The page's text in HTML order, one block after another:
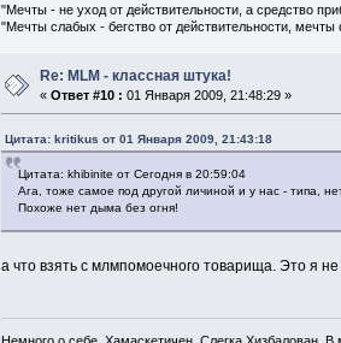
"Мечты - не уход от действительности, а средство
"Мечты слабых - бегство от действительности,
Re: MLM - классная штука!
«Ответ #10 : 01 Января 2009, 21:48:29 »
Цитата: kritikus от 01 Января 2009, 21:43:18
Цитата: khibinite от Сегодня в 20:59:04
Ага, тоже самое под другой личиной и у нас - типа,
Похоже нет дыма без огня!
а что взять с млмпомоечного товарища. Это я